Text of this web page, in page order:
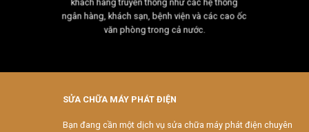
khách hàng truyền thống như các hệ thống
ngân hàng, khách sạn, bệnh viện và các cao ốc
văn phòng trong cả nước.
SỬA CHỮA MÁY PHÁT ĐIỆN
Bạn đang cần một dịch vụ sửa chữa máy phát điện chuyên